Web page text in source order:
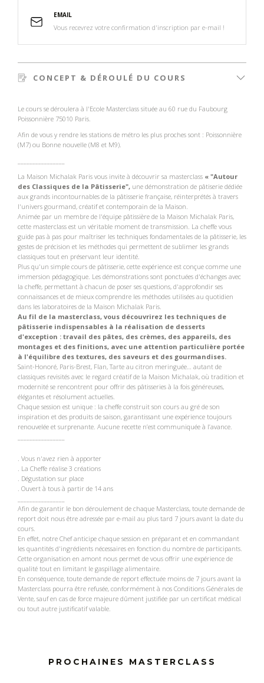
EMAIL
Vous recevrez votre confirmation d'inscription par e-mail !
CONCEPT & DÉROULÉ DU COURS
Le cours se déroulera à l'Ecole Masterclass située au 60 rue du Faubourg
Poissonnière 75010 Paris.
Afin de vous y rendre les stations de métro les plus proches sont : Poissonnière
(M7) ou Bonne nouvelle (M8 et M9).
La Maison Michalak Paris vous invite à découvrir sa masterclass « "Autour
des Classiques de la Pâtisserie", une démonstration de pâtiserie dédiée
aux grands incontournables de la pâtisserie française, réinterprétés à travers
l'univers gourmand, créatif et contemporain de la Maison.
Animée par un membre de l'équipe pâtissière de la Maison Michalak Paris,
cette masterclass est un véritable moment de transmission. La cheffe vous
guide pas à pas pour maîtriser les techniques fondamentales de la pâtisserie, les
gestes de précision et les méthodes qui permettent de sublimer les grands
classiques tout en préservant leur identité.
Plus qu'un simple cours de pâtisserie, cette expérience est conçue comme une
immersion pédagogique. Les démonstrations sont ponctuées d'échanges avec
la cheffe, permettant à chacun de poser ses questions, d'approfondir ses
connaissances et de mieux comprendre les méthodes utilisées au quotidien
dans les laboratoires de la Maison Michalak Paris.
Au fil de la masterclass, vous découvrirez les techniques de
pâtisserie indispensables à la réalisation de desserts
d'exception : travail des pâtes, des crèmes, des appareils, des
montages et des finitions, avec une attention particulière portée
à l'équilibre des textures, des saveurs et des gourmandises.
Saint-Honoré, Paris-Brest, Flan, Tarte au citron meringuée… autant de
classiques revisités avec le regard créatif de la Maison Michalak, où tradition et
modernité se rencontrent pour offrir des pâtisseries à la fois généreuses,
élégantes et résolument actuelles.
Chaque session est unique : la cheffe construit son cours au gré de son
inspiration et des produits de saison, garantissant une expérience toujours
renouvelée et surprenante. Aucune recette n’est communiquée à l’avance.
. Vous n'avez rien à apporter
. La Cheffe réalise 3 créations
. Dégustation sur place
. Ouvert à tous à partir de 14 ans
Afin de garantir le bon déroulement de chaque Masterclass, toute demande de
report doit nous être adressée par e-mail au plus tard 7 jours avant la date du
cours.
En effet, notre Chef anticipe chaque session en préparant et en commandant
les quantités d'ingrédients nécessaires en fonction du nombre de participants.
Cette organisation en amont nous permet de vous offrir une expérience de
qualité tout en limitant le gaspillage alimentaire.
En conséquence, toute demande de report effectuée moins de 7 jours avant la
Masterclass pourra être refusée, conformément à nos Conditions Générales de
Vente, sauf en cas de force majeure dûment justifiée par un certificat médical
ou tout autre justificatif valable.
PROCHAINES MASTERCLASS